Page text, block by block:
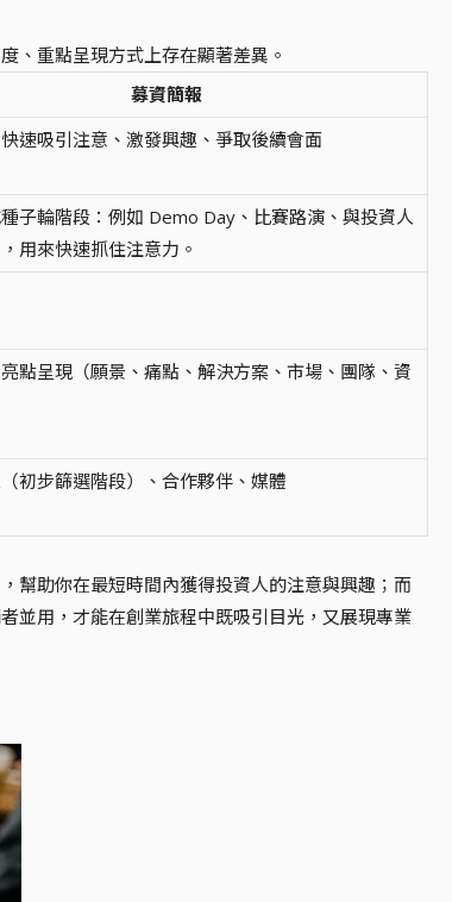
、重點呈現方式上存在顯著差異。
募資簡報
速吸引注意、激發興趣、爭取後續會面
子輪階段：例如 Demo Day、比賽路演、與投資人
用來快速抓住注意力。
點呈現（願景、痛點、解決方案、市場、團隊、資
初步篩選階段）、合作夥伴、媒體
幫助你在最短時間內獲得投資人的注意與興趣；而
並用，才能在創業旅程中既吸引目光，又展現專業